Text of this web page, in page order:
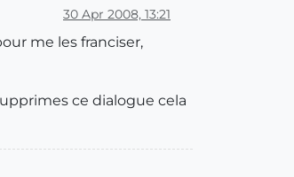
30 Apr 2008, 13:21
me les franciser,
ce dialogue cela